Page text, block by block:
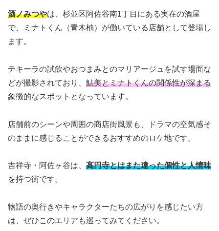
酒ノみつやは、杉並区阿佐谷南1丁目にある実在の酒屋
で、ミナトくん（青木柚）が働いている店舗として登場し
ます。
テキーラの試飲やおつまみとのマリアージュを試す場面な
どが撮影されており、 鮎美とミナトくんの関係性が深まる
象徴的なスポットとなっています。
店舗前のシーンや周囲の商店街風景も、ドラマの空気感そ
のままに感じることができるおすすめのロケ地です。
吉祥寺・阿佐ヶ谷は、 高円寺とはまた違った個性と人情味
を持つ街です。
物語の奥行きやキャラクターたちの広がりを感じたい方
は、ぜひこのエリアも巡ってみてください。